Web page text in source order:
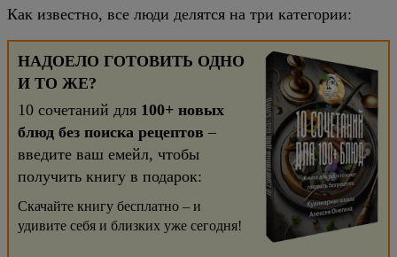
Как известно, все люди делятся на три категории:
НАДОЕЛО ГОТОВИТЬ ОДНО
И ТО ЖЕ?
10 сочетаний для 100+ новых
блюд без поиска рецептов –
введите ваш емейл, чтобы
получить книгу в подарок:
Скачайте книгу бесплатно – и
удивите себя и близких уже сегодня!